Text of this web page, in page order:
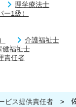
理学療法士
1級）
介護福祉士
健福祉士
責任者
ビス提供責任者 >